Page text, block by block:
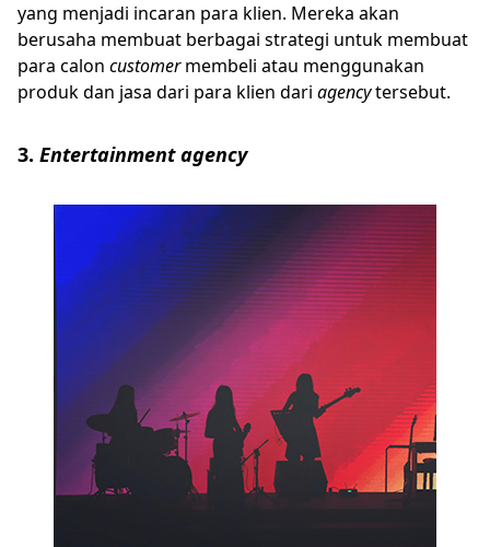
yang menjadi incaran para klien. Mereka akan
berusaha membuat berbagai strategi untuk membuat
para calon customermembeli atau menggunakan
produk dan jasa dari para klien dari agencytersebut.
3. Entertainment agency